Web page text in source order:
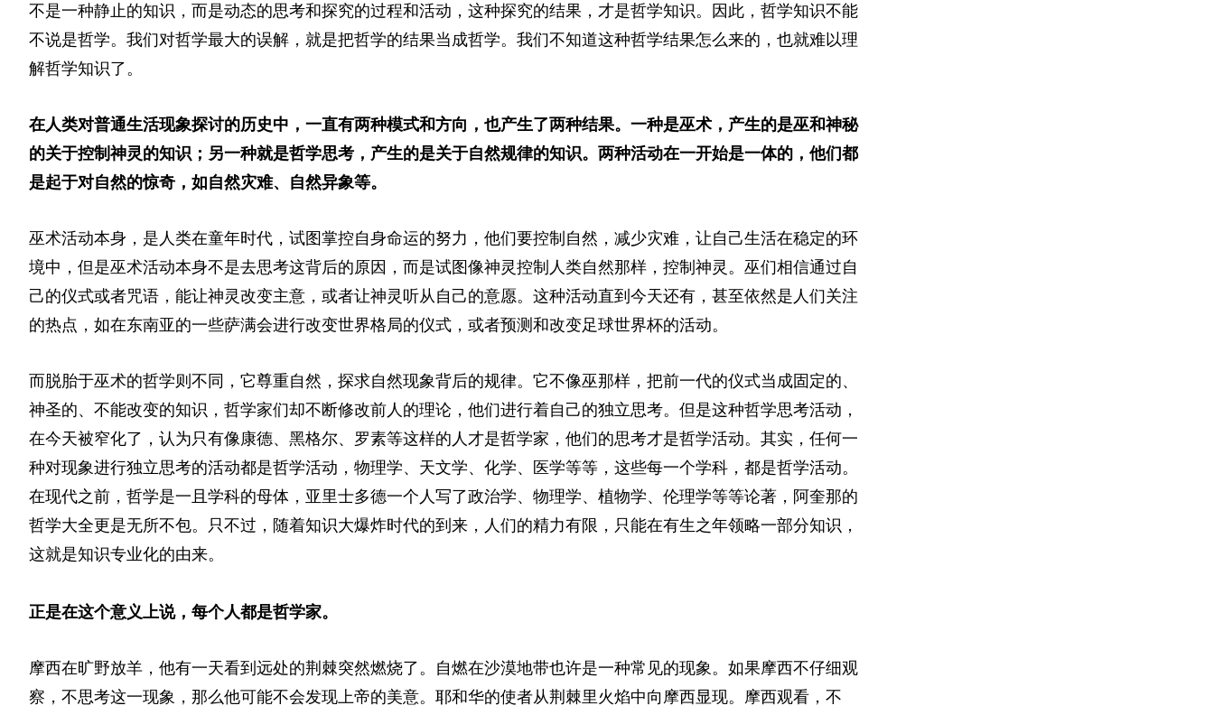
不是一种静止的知识，而是动态的思考和探究的过程和活动，这种探究的结果，才是哲学知识。因此，哲学知识不能
不说是哲学。我们对哲学最大的误解，就是把哲学的结果当成哲学。我们不知道这种哲学结果怎么来的，也就难以理
解哲学知识了。
在人类对普通生活现象探讨的历史中，一直有两种模式和方向，也产生了两种结果。一种是巫术，产生的是巫和神秘
的关于控制神灵的知识；另一种就是哲学思考，产生的是关于自然规律的知识。两种活动在一开始是一体的，他们都
是起于对自然的惊奇，如自然灾难、自然异象等。
巫术活动本身，是人类在童年时代，试图掌控自身命运的努力，他们要控制自然，减少灾难，让自己生活在稳定的环
境中，但是巫术活动本身不是去思考这背后的原因，而是试图像神灵控制人类自然那样，控制神灵。巫们相信通过自
己的仪式或者咒语，能让神灵改变主意，或者让神灵听从自己的意愿。这种活动直到今天还有，甚至依然是人们关注
的热点，如在东南亚的一些萨满会进行改变世界格局的仪式，或者预测和改变足球世界杯的活动。
而脱胎于巫术的哲学则不同，它尊重自然，探求自然现象背后的规律。它不像巫那样，把前一代的仪式当成固定的、
神圣的、不能改变的知识，哲学家们却不断修改前人的理论，他们进行着自己的独立思考。但是这种哲学思考活动，
在今天被窄化了，认为只有像康德、黑格尔、罗素等这样的人才是哲学家，他们的思考才是哲学活动。其实，任何一
种对现象进行独立思考的活动都是哲学活动，物理学、天文学、化学、医学等等，这些每一个学科，都是哲学活动。
在现代之前，哲学是一且学科的母体，亚里士多德一个人写了政治学、物理学、植物学、伦理学等等论著，阿奎那的
哲学大全更是无所不包。只不过，随着知识大爆炸时代的到来，人们的精力有限，只能在有生之年领略一部分知识，
这就是知识专业化的由来。
正是在这个意义上说，每个人都是哲学家。
摩西在旷野放羊，他有一天看到远处的荆棘突然燃烧了。自燃在沙漠地带也许是一种常见的现象。如果摩西不仔细观
察，不思考这一现象，那么他可能不会发现上帝的美意。耶和华的使者从荆棘里火焰中向摩西显现。摩西观看，不